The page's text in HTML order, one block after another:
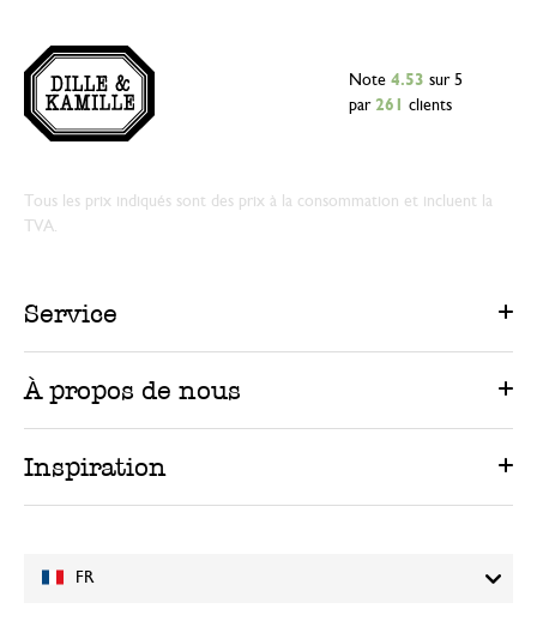
FR
Note 4.53 sur 5
par 261 clients
Tous les prix indiqués sont des prix à la consommation et incluent la
TVA.
Service
À propos de nous
Inspiration